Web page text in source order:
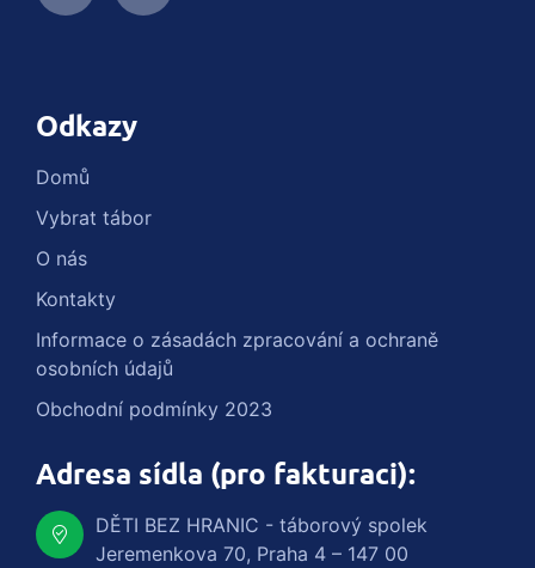
Odkazy
Domů
Vybrat tábor
O nás
Kontakty
Informace o zásadách zpracování a ochraně
osobních údajů
Obchodní podmínky 2023
Adresa sídla (pro fakturaci):
DĚTI BEZ HRANIC - táborový spolek
Jeremenkova 70, Praha 4 – 147 00